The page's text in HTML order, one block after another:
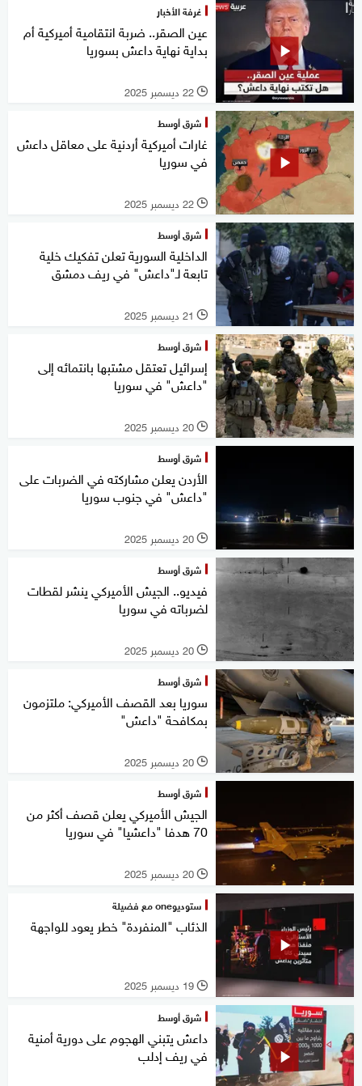
غرفة الأخبار
عين الصقر.. ضربة انتقامية أميركية أم
بداية نهاية داعش بسوريا
l 22 ديسمبر 2025
شرق أوسط
غارات أميركية أردنية على معاقل داعش
في سوريا
l 22 ديسمبر 2025
شرق أوسط
الداخلية السورية تعلن تفكيك خلية
تابعة لـ"داعش" في ريف دمشق
l 21 ديسمبر 2025
شرق أوسط
إسرائيل تعتقل مشتبها بانتمائه إلى
"داعش" في سوريا
l 20 ديسمبر 2025
شرق أوسط
الأردن يعلن مشاركته في الضربات على
"داعش" في جنوب سوريا
l 20 ديسمبر 2025
شرق أوسط
فيديو.. الجيش الأميركي ينشر لقطات
لضرباته في سوريا
l 20 ديسمبر 2025
شرق أوسط
سوريا بعد القصف الأميركي: ملتزمون
بمكافحة "داعش"
l 20 ديسمبر 2025
شرق أوسط
الجيش الأميركي يعلن قصف أكثر من
70 هدفا "داعشيا" في سوريا
l 20 ديسمبر 2025
ستوديوone مع فضيلة
الذئاب "المنفردة" خطر يعود للواجهة
l 19 ديسمبر 2025
شرق أوسط
داعش يتبني الهجوم على دورية أمنية
في ريف إدلب